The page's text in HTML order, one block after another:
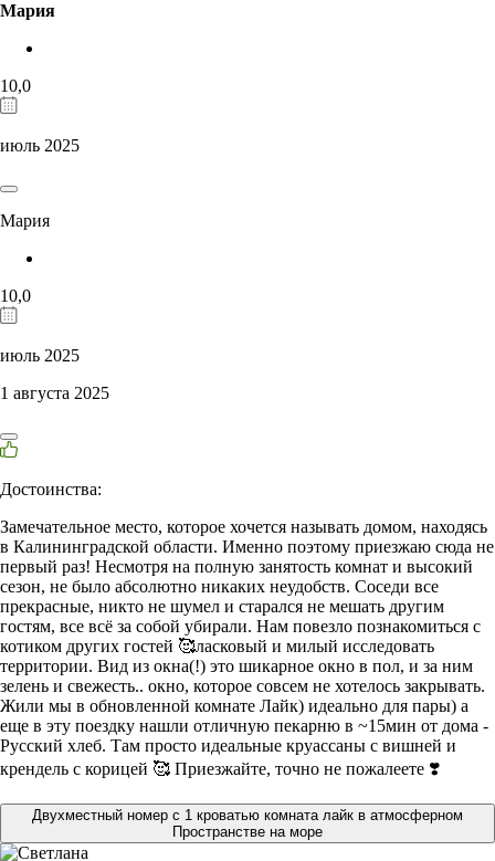
Мария
10,0
июль 2025
Мария
10,0
июль 2025
1 августа 2025
Достоинства:
Замечательное место, которое хочется называть домом, находясь
в Калининградской области. Именно поэтому приезжаю сюда не
первый раз! Несмотря на полную занятость комнат и высокий
сезон, не было абсолютно никаких неудобств. Соседи все
прекрасные, никто не шумел и старался не мешать другим
гостям, все всё за собой убирали. Нам повезло познакомиться с
котиком других гостей 🥰ласковый и милый исследовать
территории. Вид из окна(!) это шикарное окно в пол, и за ним
зелень и свежесть.. окно, которое совсем не хотелось закрывать.
Жили мы в обновленной комнате Лайк) идеально для пары) а
еще в эту поездку нашли отличную пекарню в ~15мин от дома -
Русский хлеб. Там просто идеальные круассаны с вишней и
крендель с корицей 🥰 Приезжайте, точно не пожалеете ❣️
Двухместный номер с 1 кроватью комната лайк в атмосферном
Пространстве на море